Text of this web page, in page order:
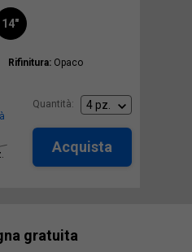
14"
Rifinitura: Opaco
Quantità:
Acquista
gratuita